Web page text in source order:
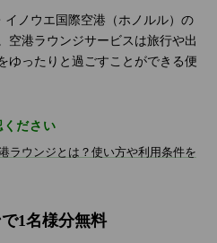
イノウエ国際空港（ホノルル）の
空港ラウンジサービスは旅行や出
ゆったりと過ごすことができる便
ください
ラウンジとは？使い方や利用条件を
1名様分無料